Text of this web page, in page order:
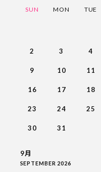
SUN MON TUE
2 3 4
9 10 11
16 17 18
23 24 25
30 31
9月
SEPTEMBER 2026